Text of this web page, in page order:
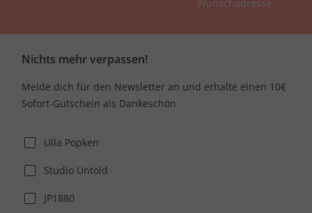
Wunschadresse
Nichts mehr verpassen!
Melde dich für den Newsletter an und erhalte einen 10€
Sofort-Gutschein als Dankeschön
Ulla Popken
Studio Untold
JP1880